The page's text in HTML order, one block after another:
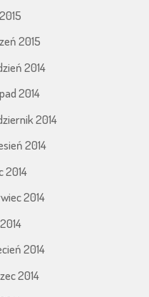
2015
2014
2014
2014
2014
2014
2014
2014
2014